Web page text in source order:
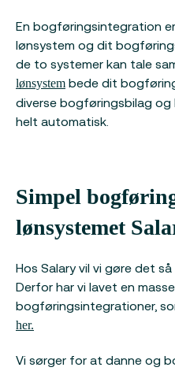
En bogføringsintegration
lønsystem og dit
de to systemer kan tale
lønsystem bede dit
diverse bogføringsbilag
helt automatisk.
Simpel
lønsystemet
Hos Salary vil vi gøre det
Derfor har vi lavet en
bogføringsintegrationer,
her.
Vi sørger for at danne og